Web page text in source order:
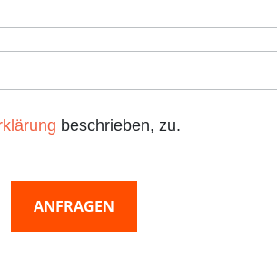
beschrieben, zu.
ANFRAGEN